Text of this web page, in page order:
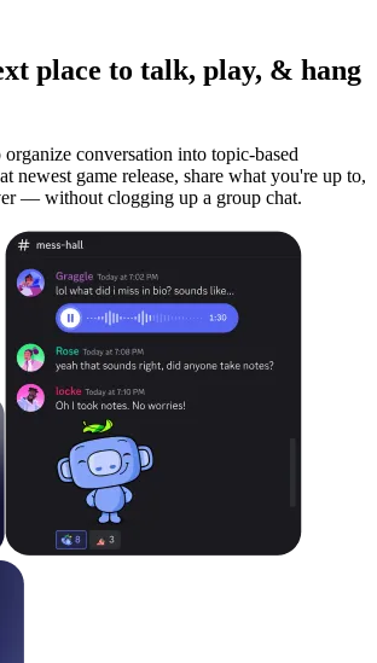
place to talk, play, & hang
conversation into topic-based
newest game release, share what you're up to,
— without clogging up a group chat.